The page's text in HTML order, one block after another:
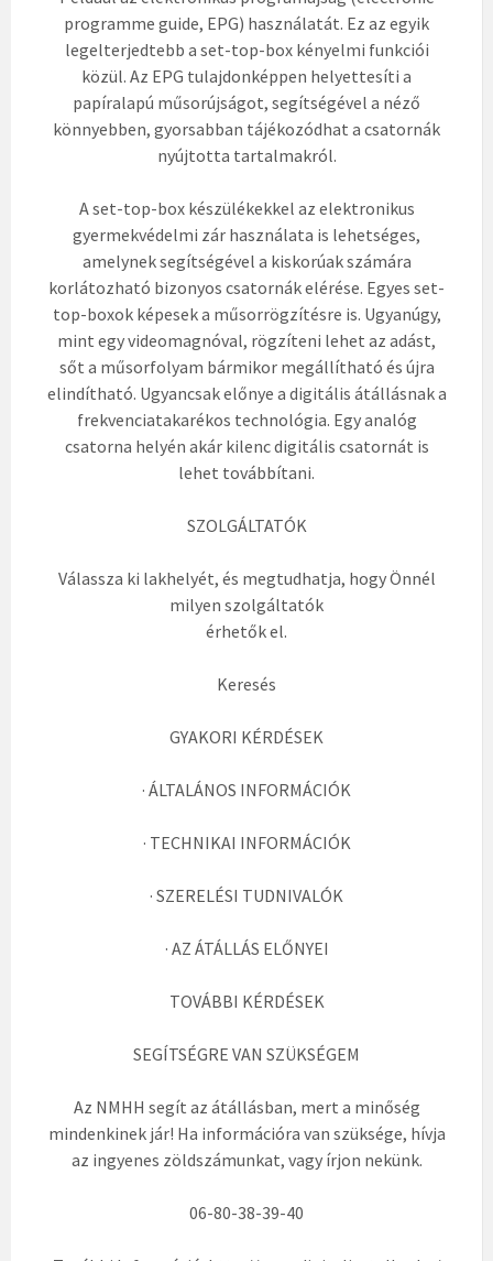
programme guide, EPG) használatát. Ez az egyik
legelterjedtebb a set-top-box kényelmi funkciói
közül. Az EPG tulajdonképpen helyettesíti a
papíralapú műsorújságot, segítségével a néző
könnyebben, gyorsabban tájékozódhat a csatornák
nyújtotta tartalmakról.
A set-top-box készülékekkel az elektronikus
gyermekvédelmi zár használata is lehetséges,
amelynek segítségével a kiskorúak számára
korlátozható bizonyos csatornák elérése. Egyes set-
top-boxok képesek a műsorrögzítésre is. Ugyanúgy,
mint egy videomagnóval, rögzíteni lehet az adást,
sőt a műsorfolyam bármikor megállítható és újra
elindítható. Ugyancsak előnye a digitális átállásnak a
frekvenciatakarékos technológia. Egy analóg
csatorna helyén akár kilenc digitális csatornát is
lehet továbbítani.
SZOLGÁLTATÓK
Válassza ki lakhelyét, és megtudhatja, hogy Önnél
milyen szolgáltatók
érhetők el.
Keresés
GYAKORI KÉRDÉSEK
· ÁLTALÁNOS INFORMÁCIÓK
· TECHNIKAI INFORMÁCIÓK
· SZERELÉSI TUDNIVALÓK
· AZ ÁTÁLLÁS ELŐNYEI
TOVÁBBI KÉRDÉSEK
SEGÍTSÉGRE VAN SZÜKSÉGEM
Az NMHH segít az átállásban, mert a minőség
mindenkinek jár! Ha információra van szüksége, hívja
az ingyenes zöldszámunkat, vagy írjon nekünk.
06-80-38-39-40